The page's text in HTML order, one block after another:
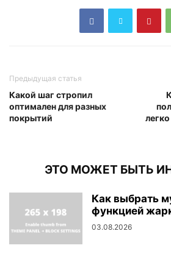
Предыдущая статья
Какой шаг стропил
оптимален для разных
покрытий
ЭТО МОЖЕТ БЫТЬ
Как выбрать
функцией
03.08.2026